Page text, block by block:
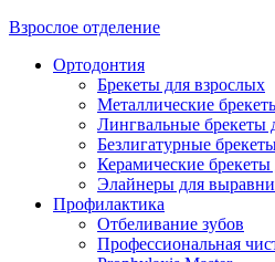
Взрослое отделение
Ортодонтия
Брекеты для взрослых
Металлические
Лингвальные брекеты
Безлигатурные
Керамические брекеты
Элайнеры для
Профилактика
Отбеливание зубов
Профессиональная